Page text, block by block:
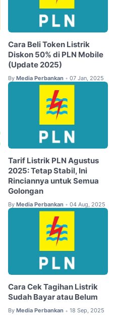
Cara Beli Token Listrik
Diskon 50% di PLN Mobile
(Update 2025)
By Media Perbankan • 07 Jan, 2025
Tarif Listrik PLN Agustus
2025: Tetap Stabil, Ini
Rinciannya untuk Semua
Golongan
By Media Perbankan • 04 Aug, 2025
Cara Cek Tagihan Listrik
Sudah Bayar atau Belum
By Media Perbankan • 18 Sep, 2025